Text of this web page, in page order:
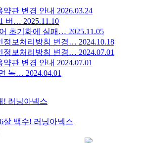
약관 변경 안내 2026.03.24
버… 2025.11.10
초기화에 실패… 2025.11.05
정보처리방침 변경… 2024.10.18
정보처리방침 변경… 2024.07.01
약관 변경 안내 2024.07.01
녹… 2024.04.01
! 러닝아넥스
살 백수! 러닝아넥스